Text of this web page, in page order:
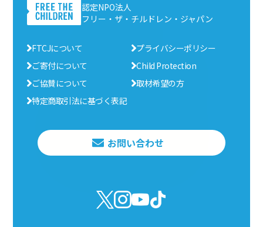
認定NPO法人
フリー・ザ・チルドレン・ジャパン
FTCJについて
プライバシーポリシー
ご寄付について
Child Protection
ご協賛について
取材希望の方
特定商取引法に基づく表記
お問い合わせ